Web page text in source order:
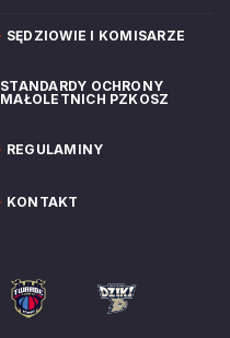
SĘDZIOWIE I KOMISARZE
STANDARDY OCHRONY
MAŁOLETNICH PZKOSZ
REGULAMINY
KONTAKT